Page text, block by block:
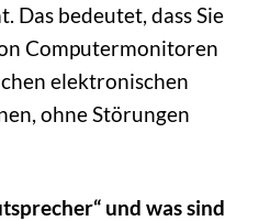
Das bedeutet, dass Sie
Computermonitoren
elektronischen
ohne Störungen
und was sind